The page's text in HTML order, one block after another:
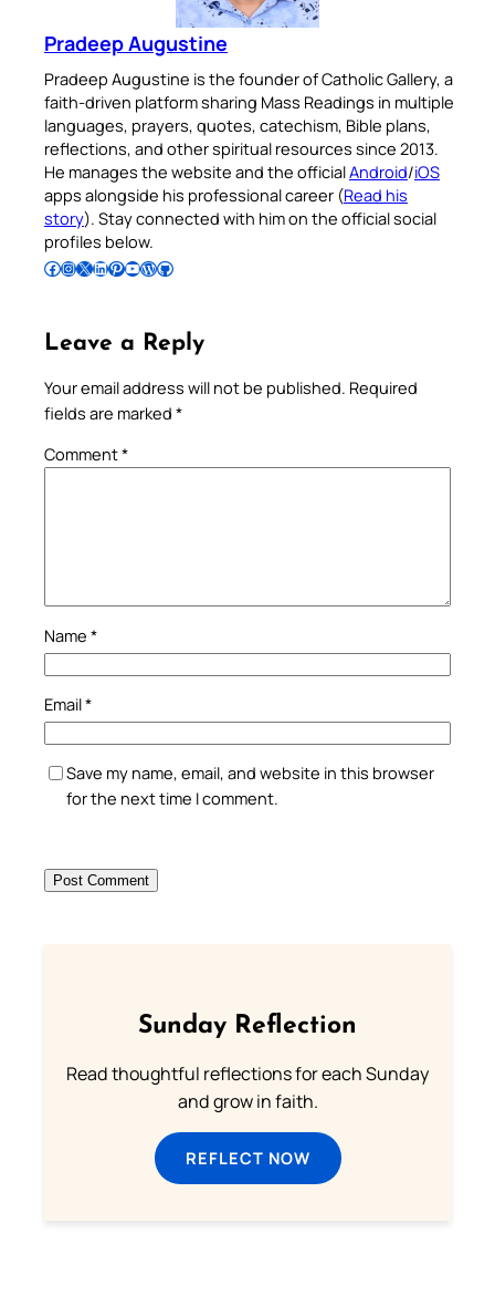
Pradeep Augustine
Pradeep Augustine is the founder of Catholic Gallery, a
faith-driven platform sharing Mass Readings in multiple
languages, prayers, quotes, catechism, Bible plans,
reflections, and other spiritual resources since 2013.
He manages the website and the officialAndroid/iOS
apps alongside his professional career (Read his
story). Stay connected with him on the official social
profiles below.
Follow Pradeep on Facebook Follow Pradeep on InstagramFollow Pradeep on X Follow Pradeep on LinkedIn Follow Pradeep on Pinterest Subscribe to Pradeep’s Youtube Channel Follow Pradeep on WordPress Follow Pradeep on GitHub
Leave a Reply
Your email address will not be published. Required
fields are marked *
Comment*
Name *
Email*
Save my name, email, and website in this browser
for the next time I comment.
Sunday Reflection
Read thoughtful reflections for each Sunday
and grow in faith.
REFLECT NOW